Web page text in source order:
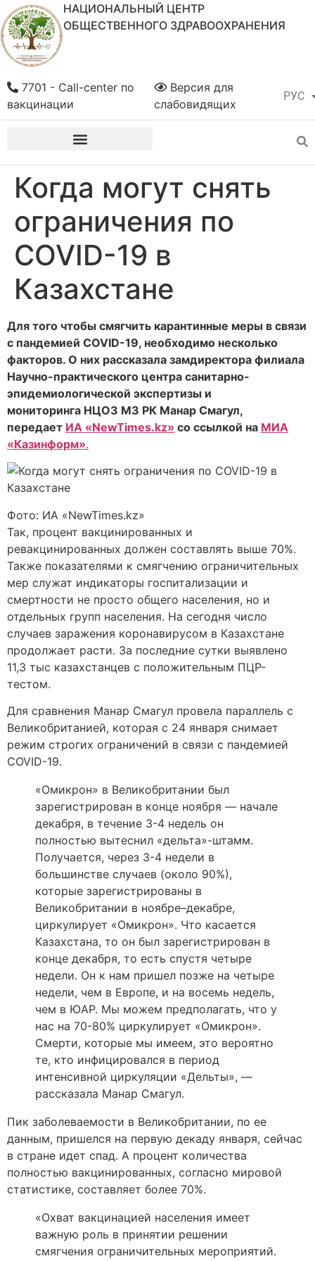
НАЦИОНАЛЬНЫЙ ЦЕНТР
ОБЩЕСТВЕННОГО ЗДРАВООХРАНЕНИЯ
РУС
ҚАЗ
Версия для
слабовидящих
7701 - Call-center по
вакцинации
Когда могут снять
ограничения по
COVID-19 в
Казахстане
Для того чтобы смягчить карантинные меры в связи
с пандемией COVID-19, необходимо несколько
факторов. О них рассказала замдиректора филиала
Научно-практического центра санитарно-
эпидемиологической экспертизы и
мониторинга НЦОЗ МЗ РК Манар Смагул,
передает ИА «NewTimes.kz» со ссылкой на МИА
«Казинформ».
Фото: ИА «NewTimes.kz»
Так, процент вакцинированных и
ревакцинированных должен составлять выше 70%.
Также показателями к смягчению ограничительных
мер служат индикаторы госпитализации и
смертности не просто общего населения, но и
отдельных групп населения. На сегодня число
случаев заражения коронавирусом в Казахстане
продолжает расти. За последние сутки выявлено
11,3 тыс казахстанцев с положительным ПЦР-
тестом.
Для сравнения Манар Смагул провела параллель с
Великобританией, которая с 24 января снимает
режим строгих ограничений в связи с пандемией
COVID-19.
«Омикрон» в Великобритании был
зарегистрирован в конце ноября — начале
декабря, в течение 3-4 недель он
полностью вытеснил «дельта»-штамм.
Получается, через 3-4 недели в
большинстве случаев (около 90%),
которые зарегистрированы в
Великобритании в ноябре–декабре,
циркулирует «Омикрон». Что касается
Казахстана, то он был зарегистрирован в
конце декабря, то есть спустя четыре
недели. Он к нам пришел позже на четыре
недели, чем в Европе, и на восемь недель,
чем в ЮАР. Мы можем предполагать, что у
нас на 70-80% циркулирует «Омикрон».
Смерти, которые мы имеем, это вероятно
те, кто инфицировался в период
интенсивной циркуляции «Дельты», ―
рассказала Манар Смагул.
Пик заболеваемости в Великобритании, по ее
данным, пришелся на первую декаду января, сейчас
в стране идет спад. А процент количества
полностью вакцинированных, согласно мировой
статистике, составляет более 70%.
«Охват вакцинацией населения имеет
важную роль в принятии решении
смягчения ограничительных мероприятий.